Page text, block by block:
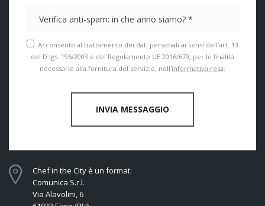
Acconsento al trattamento dei dati personali ai sensi dell'art. 13
del D.lgs. 196/2003 e del Regolamento UE 2016/679, per le finalità
necessarie alla fornitura del servizio, nell'informativa resa
INVIA MESSAGGIO
Chef in the City è un format:
Comunica S.r.l.
Via Alavolini, 6